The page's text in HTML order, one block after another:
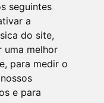
seguintes
a
do site,
uma melhor
, para medir o
e para
PÚBLICA